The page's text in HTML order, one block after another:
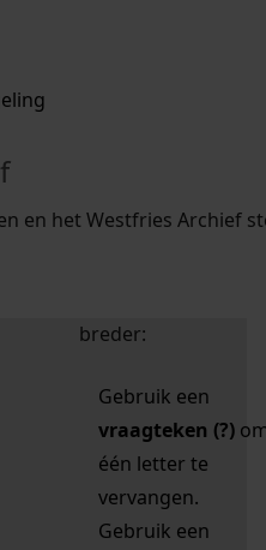
aantal zoektips.
aantal zoektips.
en het Westfries Archief
uw zoekopdracht te
breder:
Gebruik een
vraagteken (?)
één letter te
vervangen.
Gebruik een